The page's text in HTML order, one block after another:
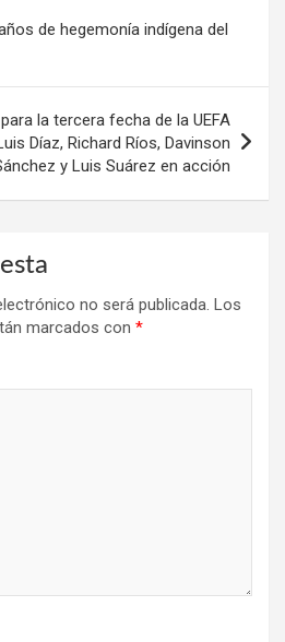
de hegemonía indígena del
la tercera fecha de la UEFA
Díaz, Richard Ríos, Davinson
y Luis Suárez en acción
no será publicada. Los
marcados con *